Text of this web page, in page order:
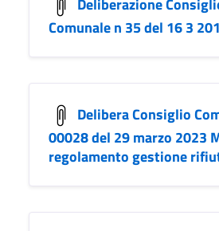
Comunale n 35 del 16 3
Delibera Consiglio
00028 del 29 marzo 2023
regolamento gestione